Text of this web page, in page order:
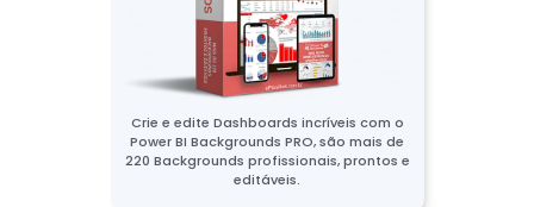
Crie e edite Dashboards incríveis com o
Power BI Backgrounds PRO, são mais de
220 Backgrounds profissionais, prontos e
editáveis.